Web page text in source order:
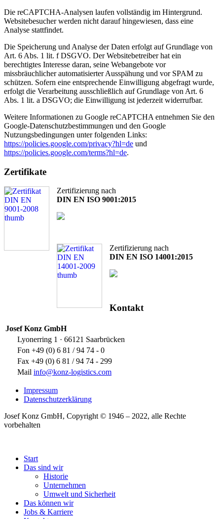
Die reCAPTCHA-Analysen laufen vollständig im Hintergrund.
Websitebesucher werden nicht darauf hingewiesen, dass eine
Analyse stattfindet.
Die Speicherung und Analyse der Daten erfolgt auf Grundlage von
Art. 6 Abs. 1 lit. f DSGVO. Der Websitebetreiber hat ein
berechtigtes Interesse daran, seine Webangebote vor
missbräuchlicher automatisierter Ausspähung und vor SPAM zu
schützen. Sofern eine entsprechende Einwilligung abgefragt wurde,
erfolgt die Verarbeitung ausschließlich auf Grundlage von Art. 6
Abs. 1 lit. a DSGVO; die Einwilligung ist jederzeit widerrufbar.
Weitere Informationen zu Google reCAPTCHA entnehmen Sie den
Google-Datenschutzbestimmungen und den Google
Nutzungsbedingungen unter folgenden Links:
https://policies.google.com/privacy?hl=de und
https://policies.google.com/terms?hl=de.
Zertifikate
Zertifizierung nach
DIN EN ISO 9001:2015
Zertifizierung nach
DIN EN ISO 14001:2015
Kontakt
Josef Konz GmbH
Lyonerring 1 · 66121 Saarbrücken
Fon +49 (0) 6 81 / 94 74 - 0
Fax +49 (0) 6 81 / 94 74 - 299
Mail info@konz-logistics.com
Impressum
Datenschutzerklärung
Josef Konz GmbH, Copyright © 1946 – 2022, alle Rechte
vorbehalten
Start
Das sind wir
Historie
Unternehmen
Umwelt und Sicherheit
Das können wir
Jobs & Karriere